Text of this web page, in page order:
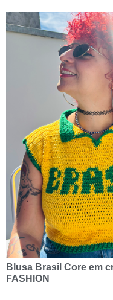
Blusa Brasil Core em
FASHION